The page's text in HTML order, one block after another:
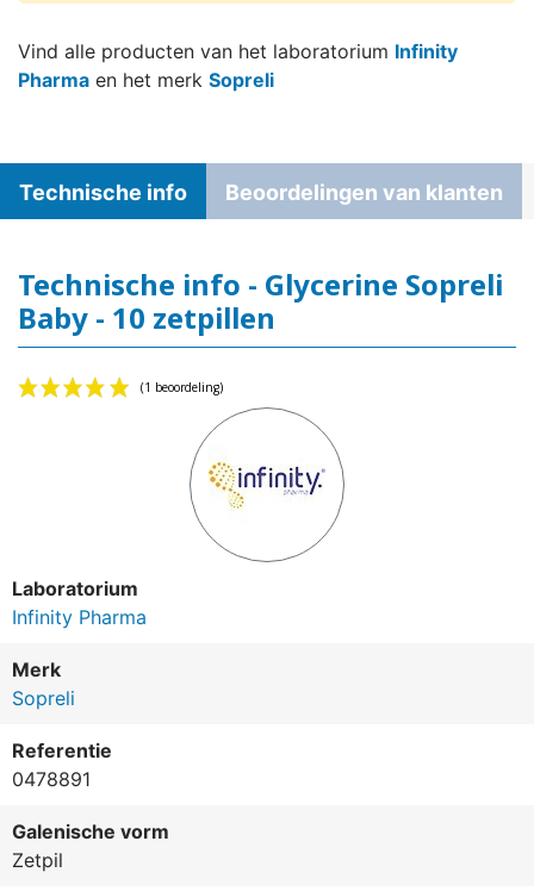
Vind alle producten van het laboratorium Infinity
Pharma en het merk Sopreli
Technische info Beoordelingen van klanten
Technische info - Glycerine Sopreli
Baby - 10 zetpillen
Laboratorium
Infinity Pharma
Merk
Sopreli
Referentie
0478891
Galenische vorm
Zetpil